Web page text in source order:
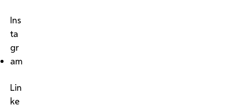
Ins
ta
gr
am
Lin
ke